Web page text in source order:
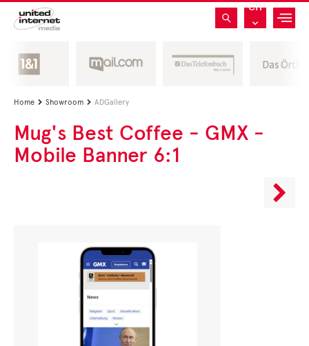
CH
Home  Showroom  ADGallery
Mug's Best Coffee - GMX -
Mobile Banner 6:1
